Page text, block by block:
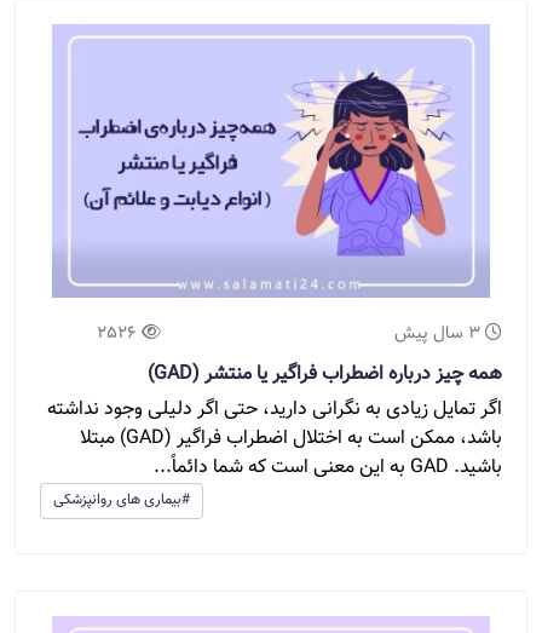
3 سال پیش 2526
همه چیز درباره اضطراب فراگیر یا منتشر (GAD)
اگر تمایل زیادی به نگرانی دارید، حتی اگر دلیلی وجود نداشته
باشد، ممکن است به اختلال اضطراب فراگیر (GAD) مبتلا
باشید. GAD به این معنی است که شما دائماً...
#بیماری های روانپزشکی